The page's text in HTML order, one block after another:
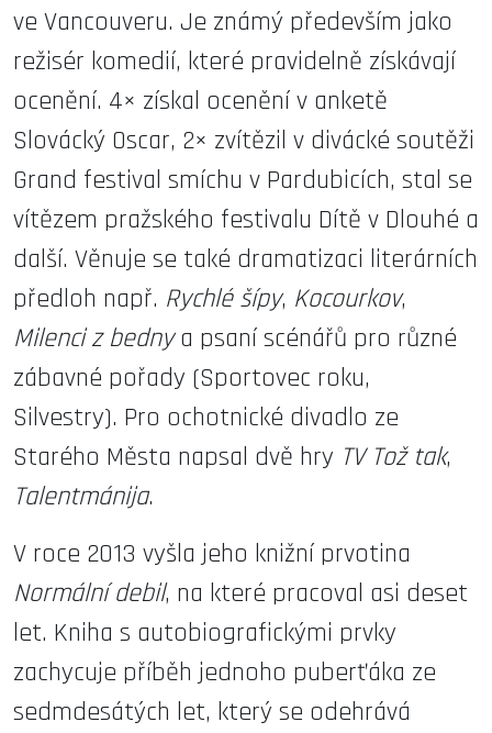
ve Vancouveru. Je známý především jako
režisér komedií, které pravidelně získávají
ocenění. 4× získal ocenění v anketě
Slovácký Oscar, 2× zvítězil v divácké soutěži
Grand festival smíchu v Pardubicích, stal se
vítězem pražského festivalu Dítě v Dlouhé a
další. Věnuje se také dramatizaci literárních
předloh např. Rychlé šípy, Kocourkov,
Milenci z bednya psaní scénářů pro různé
zábavné pořady (Sportovec roku,
Silvestry). Pro ochotnické divadlo ze
Starého Města napsal dvě hry TV Tož tak,
Talentmánija.
V roce 2013 vyšla jeho knižní prvotina
Normální debil, na které pracoval asi deset
let. Kniha s autobiografickými prvky
zachycuje příběh jednoho puberťáka ze
sedmdesátých let, který se odehrává